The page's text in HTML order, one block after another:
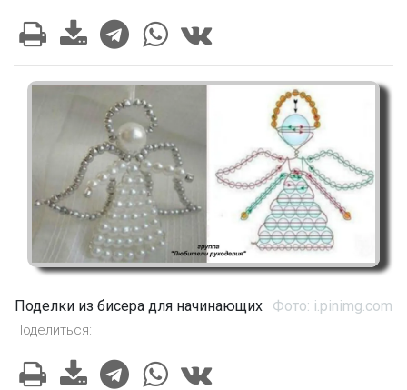
Поделки из бисера для начинающих Фото: i.pinimg.com
Поделиться: